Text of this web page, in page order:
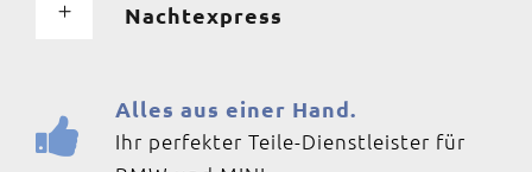
Nachtexpress
Alles aus einer Hand.
Ihr perfekter Teile-Dienstleister für